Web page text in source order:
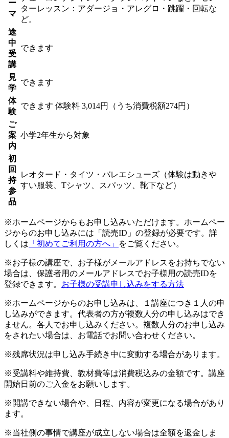
ー
マ
ターレッスン：アダージョ・アレグロ・跳躍・回転な
ど。
途
中
受
講
できます
見
学
できます
体
験
できます 体験料 3,014円（うち消費税額274円）
ご
案
内
小学2年生から対象
初
回
持
参
品
レオタード・タイツ・バレエシューズ（体験は動きや
すい服装、Tシャツ、スパッツ、靴下など）
※ホームページからもお申し込みいただけます。ホームペー
ジからのお申し込みには「読売ID」の登録が必要です。詳
しくは 「初めてご利用の方へ」 をご覧ください。
※お子様の講座で、お子様がメールアドレスをお持ちでない
場合は、保護者用のメールアドレスでお子様用の読売IDを
登録できます。 お子様の受講申し込みをする方法
※ホームページからのお申し込みは、１講座につき１人の申
し込みができます。代表者の方が複数人分の申し込みはでき
ません。各人でお申し込みください。複数人分のお申し込み
をされたい場合は、お電話でお問い合わせください。
※残席状況は申し込み手続き中に変動する場合があります。
※受講料や維持費、教材費等は消費税込みの金額です。講座
開始日前のご入金をお願いします。
※開講できない場合や、日程、内容が変更になる場合があり
ます。
※当社側の事情で講座が成立しない場合は全額を返金しま